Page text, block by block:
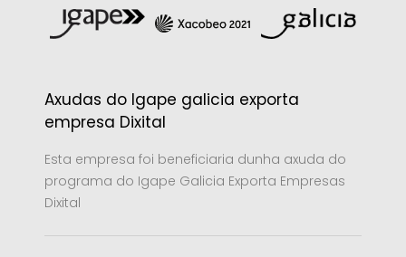
Axudas do Igape galicia exporta
empresa Dixital
Esta empresa foi beneficiaria dunha axuda do
programa do Igape Galicia Exporta Empresas
Dixital